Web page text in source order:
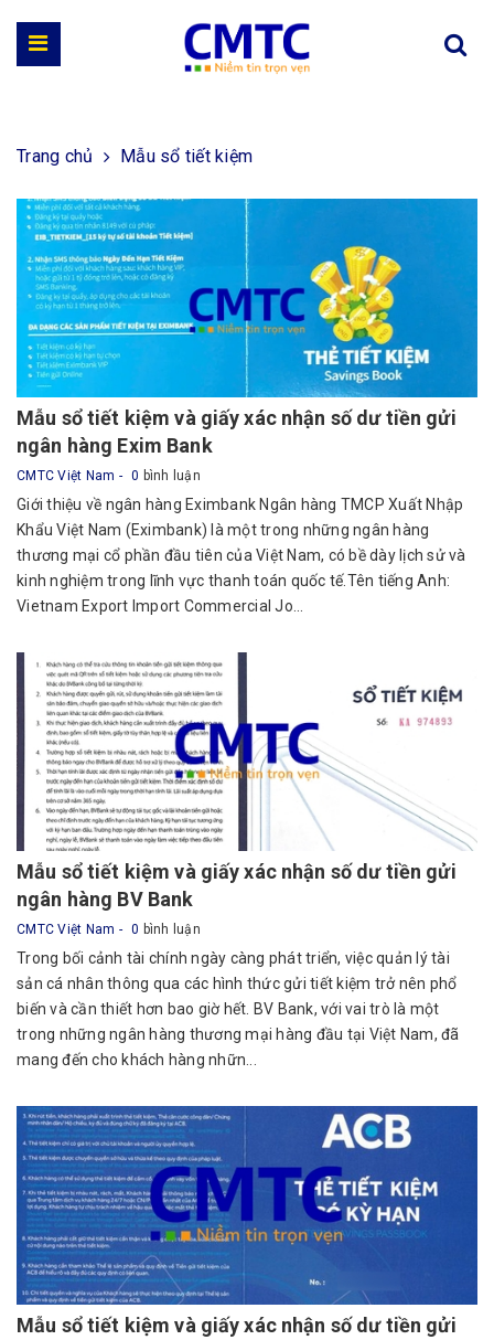
Trang chủ Mẫu sổ tiết kiệm
Mẫu sổ tiết kiệm và giấy xác nhận số dư tiền gửi
ngân hàng Exim Bank
CMTC Việt Nam 0 bình luận
Giới thiệu về ngân hàng Eximbank Ngân hàng TMCP Xuất Nhập
Khẩu Việt Nam (Eximbank) là một trong những ngân hàng
thương mại cổ phần đầu tiên của Việt Nam, có bề dày lịch sử và
kinh nghiệm trong lĩnh vực thanh toán quốc tế.Tên tiếng Anh:
Vietnam Export Import Commercial Jo...
Mẫu sổ tiết kiệm và giấy xác nhận số dư tiền gửi
ngân hàng BV Bank
CMTC Việt Nam 0 bình luận
Trong bối cảnh tài chính ngày càng phát triển, việc quản lý tài
sản cá nhân thông qua các hình thức gửi tiết kiệm trở nên phổ
biến và cần thiết hơn bao giờ hết. BV Bank, với vai trò là một
trong những ngân hàng thương mại hàng đầu tại Việt Nam, đã
mang đến cho khách hàng nhữn...
Mẫu sổ tiết kiệm và giấy xác nhận số dư tiền gửi